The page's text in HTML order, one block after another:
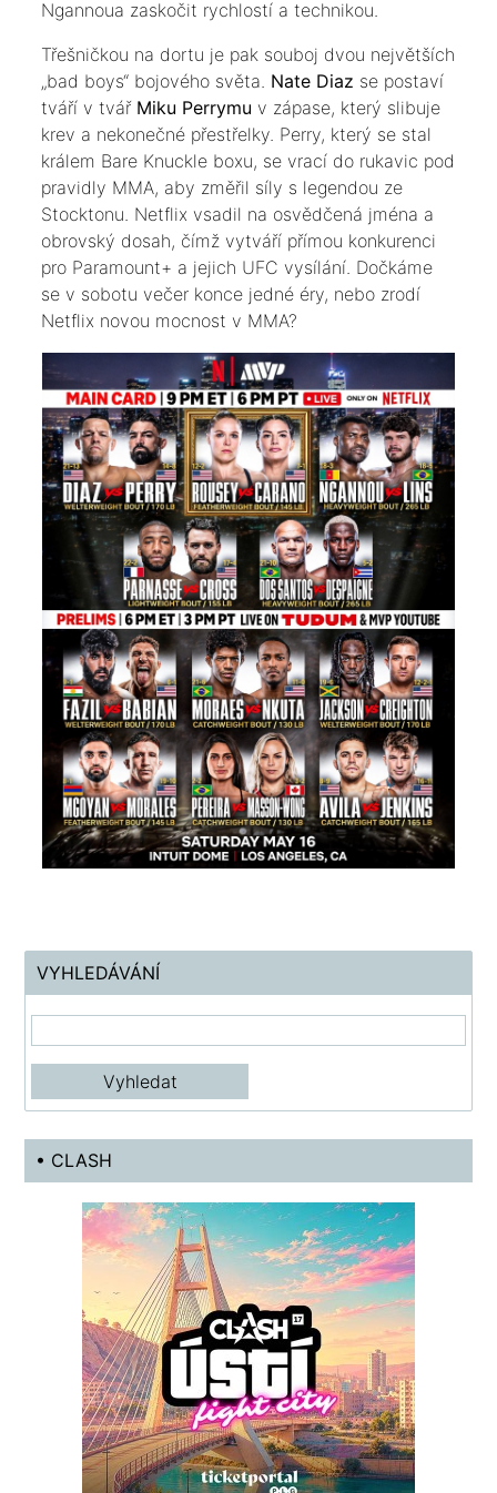
Ngannoua zaskočit rychlostí a technikou.
​Třešničkou na dortu je pak souboj dvou největších
„bad boys“ bojového světa. Nate Diaz se postaví
tváří v tvář Miku Perrymu v zápase, který slibuje
krev a nekonečné přestřelky. Perry, který se stal
králem Bare Knuckle boxu, se vrací do rukavic pod
pravidly MMA, aby změřil síly s legendou ze
Stocktonu. Netflix vsadil na osvědčená jména a
obrovský dosah, čímž vytváří přímou konkurenci
pro Paramount+ a jejich UFC vysílání. Dočkáme
se v sobotu večer konce jedné éry, nebo zrodí
Netflix novou mocnost v MMA?
VYHLEDÁVÁNÍ
• CLASH